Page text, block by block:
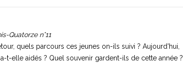
Quatorze n°11
quels parcours ces jeunes on-ils suivi ? Aujourd'hui,
t-elle aidés ? Quel souvenir gardent-ils de cette année ?